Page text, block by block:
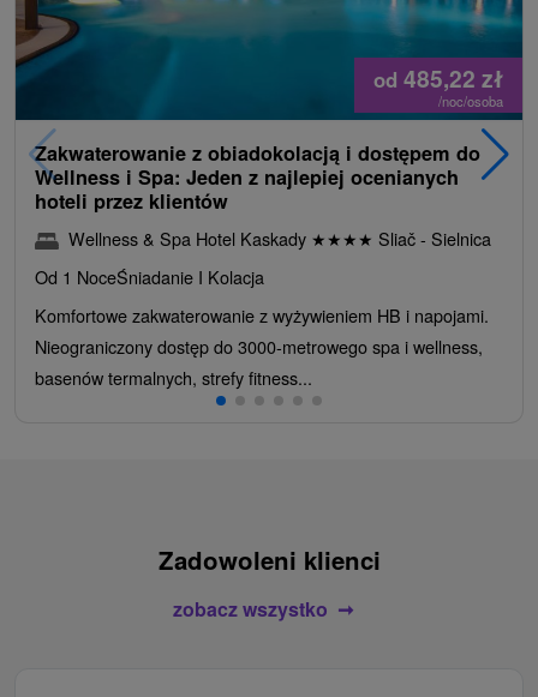
od 485,22 zł
/noc/osoba
Zakwaterowanie z obiadokolacją i dostępem do
Wellness i Spa: Jeden z najlepiej ocenianych
hoteli przez klientów
Wellness & Spa Hotel Kaskady ★★★★ Sliač - Sielnica
Od 1 NoceŚniadanie I Kolacja
Komfortowe zakwaterowanie z wyżywieniem HB i napojami.
Nieograniczony dostęp do 3000-metrowego spa i wellness,
basenów termalnych, strefy fitness...
Zadowoleni klienci
zobacz wszystko